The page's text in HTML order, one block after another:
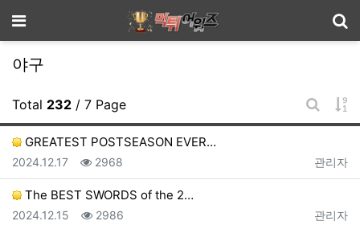
메뉴
야구
Total 232 / 7 Page
게시판
GREATEST POSTSEASON EVER…
등록자
관리자
등록일
2024.12.17 조회
2968
The BEST SWORDS of the 2…
등록자
관리자
등록일
2024.12.15 조회
2986